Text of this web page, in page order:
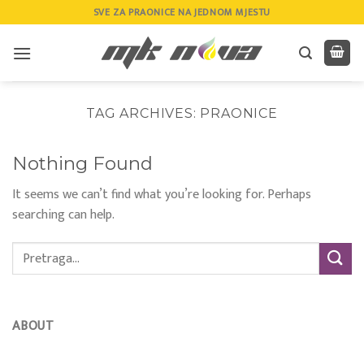
to
content
SVE ZA PRAONICE NA JEDNOM MJESTU
TAG ARCHIVES: PRAONICE
Nothing Found
It seems we can’t find what you’re looking for. Perhaps
searching can help.
ABOUT